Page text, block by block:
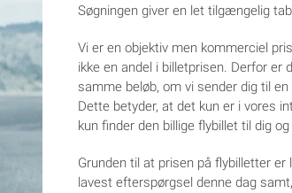
Søgningen giver en let tilgængelig
Vi er en objektiv men kommerciel
ikke en andel i billetprisen. Derfor
samme beløb, om vi sender dig til
Dette betyder, at det kun er i vores
kun finder den billige flybillet til dig
Grunden til at prisen på flybilletter
lavest efterspørgsel denne dag